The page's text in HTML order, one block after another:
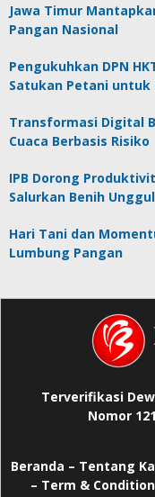
Jawa Timur
Pangan Nasional
Pengukuhkan DPN
Satukan Petani untuk
Transformasi Digital
Cuaca Berbasis Risiko
IPB Dorong
Salurkan Benih
Hari Tani dan
Lumbung Pangan
Terverifikasi
Nomor
Beranda – Tentang
– Term &